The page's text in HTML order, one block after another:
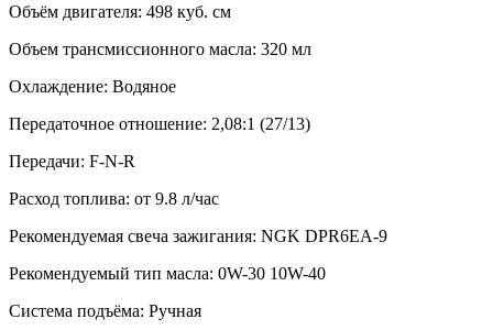
Объём двигателя: 498 куб. см
Объем трансмиссионного масла: 320 мл
Охлаждение: Водяное
Передаточное отношение: 2,08:1 (27/13)
Передачи: F-N-R
Расход топлива: от 9.8 л/час
Рекомендуемая свеча зажигания: NGK DPR6EA-9
Рекомендуемый тип масла: 0W-30 10W-40
Система подъёма: Ручная